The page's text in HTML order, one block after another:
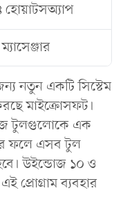
হোয়াটসঅ্যাপ
নতুন একটি সিস্টেম
মাইক্রোসফট।
টুলগুলোকে এক
ফলে এসব টুল
উইন্ডোজ ১০ ও
প্রোগ্রাম ব্যবহার